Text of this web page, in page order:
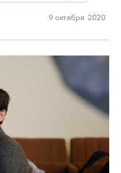
9 октября 2020